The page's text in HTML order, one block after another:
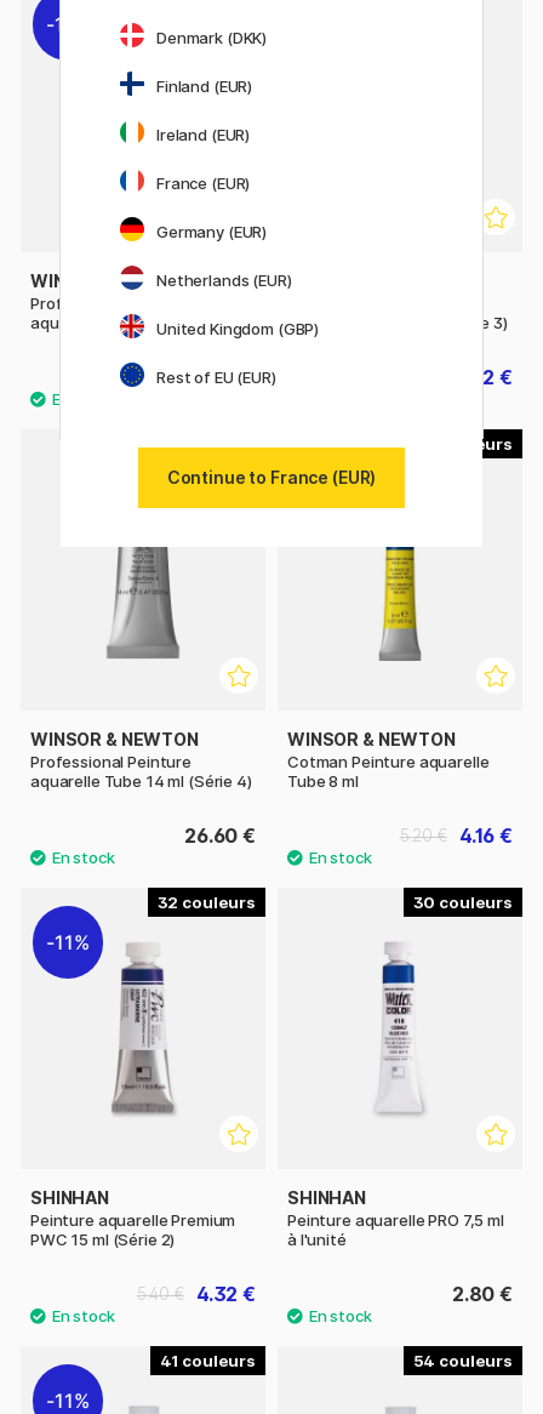
11%
WINSOR & NEWTON
Professional Peinture
aquarelle Tube 14 ml (Série 1)
14 €
17.50 €
WINSOR & NEWTON
aquarelle Tube 14 ml (Série 3)
15.92 €
16
WINSOR & NEWTON
Professional Peinture
aquarelle Tube 14 ml (Série 4)
26.60 €
11%
WINSOR & NEWTON
Cotman Peinture aquarelle
Tube 8 ml
4.16 €
5.20 €
32
11%
SHINHAN
Peinture aquarelle Premium
PWC 15 ml (Série 2)
4.32 €
5.40 €
30
SHINHAN
Peinture aquarelle PRO 7,5 ml
à l'unité
2.80 €
41
11%
54
Denmark (DKK)
Finland (EUR)
Ireland (EUR)
France (EUR)
Germany (EUR)
Netherlands (EUR)
United Kingdom (GBP)
Rest of EU (EUR)
Continue to France (EUR)